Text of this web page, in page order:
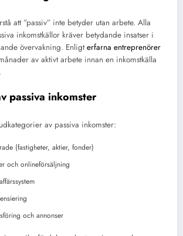
att ”passiv” inte betyder utan arbete. Alla
inkomstkällor kräver betydande insatser i
övervakning. Enligterfarna entreprenörer
av aktivt arbete innan en inkomstkälla
passiva inkomster
av passiva inkomster:
(fastigheter, aktier, fonder)
och onlineförsäljning
och annonser